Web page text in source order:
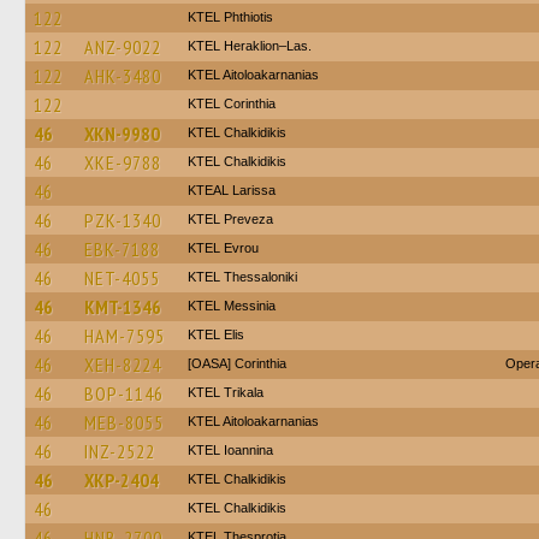
122 ΚΤΕL Phthiotis
122 ANZ-9022 KTEL Heraklion–Las.
122 AHK-3480 KTEL Aitoloakarnanias
122 KTEL Corinthia
46 XKN-9980 ΚΤΕL Chalkidikis
46 XKE-9788 ΚΤΕL Chalkidikis
46 KTEAL Larissa
46 PZK-1340 KTEL Preveza
46 EBK-7188 KTEL Evrou
46 NET-4055 KTEL Thessaloniki
46 KMT-1346 KTEL Messinia
46 HAM-7595 KTEL Elis
46 XEH-8224 [OASA] Corinthia
46 BOP-1146 ΚΤΕL Τrikala
46 MEB-8055 KTEL Aitoloakarnanias
46 INZ-2522 KTEL Ioannina
46 XKP-2404 ΚΤΕL Chalkidikis
46 ΚΤΕL Chalkidikis